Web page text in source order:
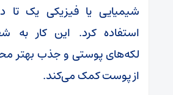
شیمیایی یا فیزیکی یک تا
استفاده کرد. این کار به
لکه‌های پوستی و جذب بهتر
از پوست کمک می‌کند.